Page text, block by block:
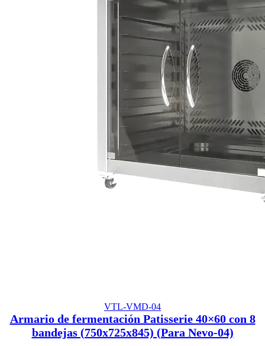
VTL-VMD-04
Armario de fermentación Patisserie 40×60 con 8
bandejas (750x725x845) (Para Nevo-04)